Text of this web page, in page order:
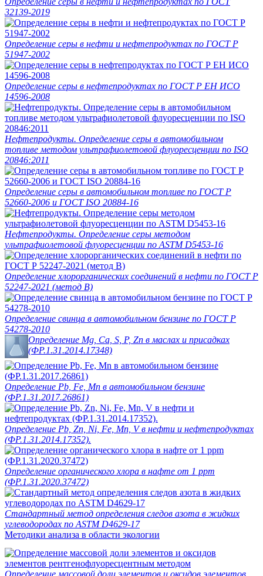
32139-2019
Определение серы в нефти и нефтепродуктах по ГОСТ Р
51947-2002
Определение серы в нефтепродуктах по ГОСТ Р ЕН ИСО
14596-2008
Нефтепродукты. Определение серы в автомобильном
топливе методом ультрафиолетовой флуоресценции по ISO
20846:2011
Определение серы в автомобильном топливе по ГОСТ Р
52660-2006 и ГОСТ ISO 20884-16
Нефтепродукты. Определение серы методом
ультрафиолетовой флуоресценции по ASTM D5453-16
Определение хлорорганических соединений в нефти по ГОСТ Р
52247-2021 (метод В)
Определение свинца в автомобильном бензине по ГОСТ Р
54278-2010
Определение Mg, Ca, S, P, Zn в маслах и присадках
(ФР.1.31.2014.17348)
Определение Pb, Fe, Mn в автомобильном бензине
(ФР.1.31.2017.26861)
Определение Pb, Zn, Ni, Fe, Mn, V в нефти и нефтепродуктах
(ФР.1.31.2014.17352).
Определение органического хлора в нафте от 1 ppm
(ФР.1.31.2020.37472)
Стандартный метод определения следов азота в жидких
углеводородах по ASTM D4629-17
Методики анализа в области экологии